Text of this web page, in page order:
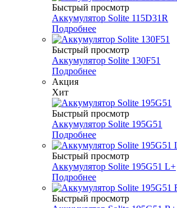
Быстрый просмотр
Аккумулятор Solite 115D31R
Подробнее
Быстрый просмотр
Аккумулятор Solite 130F51
Подробнее
Акция
Хит
Быстрый просмотр
Аккумулятор Solite 195G51
Подробнее
Быстрый просмотр
Аккумулятор Solite 195G51 L+
Подробнее
Быстрый просмотр